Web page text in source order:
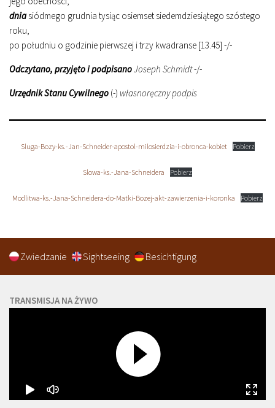
dniasiódmego grudnia tysiąc osiemset siedemdziesiątego szóstego
roku,
po południu o godzinie pierwszej i trzy kwadranse [13.45] -/-
Odczytano, przyjęto i podpisanoJoseph Schmidt-/-
Urzędnik Stanu Cywilnego (-) własnoręczny podpis
Sluga-Bozy-ks.-Jan-Schneider-apostol-milosierdzia-i-obronca-kobiet Pobierz
Slowa-ks.-Jana-Schneidera Pobierz
Modlitwa-ks.-Jana-Schneidera-do-Matki-Bozej-akt-zawierzenia-i-koronka Pobierz
Zwiedzanie Sightseeing Besichtigung
TRANSMISJA NA ŻYWO